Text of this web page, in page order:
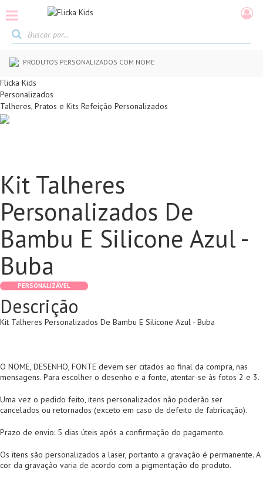
COM NOME
Flicka Kids
Personalizados
Talheres, Pratos e Kits Refeição Personalizados
Kit Talheres
Personalizados De
Bambu E Silicone Azul -
Buba
PERSONALIZÁVEL
Descrição
Kit Talheres Personalizados De Bambu E Silicone Azul - Buba
O NOME, DESENHO, FONTE devem ser citados ao final da compra, nas
mensagens. Para escolher o desenho e a fonte, atentar-se às fotos 2 e 3.
Uma vez o pedido feito, itens personalizados não poderão ser
cancelados ou retornados (exceto em caso de defeito de fabricação).
Prazo de envio: 5 dias úteis após a confirmação do pagamento.
Os itens são personalizados a laser, portanto a gravação é permanente. A
cor da gravação varia de acordo com a pigmentação do produto.